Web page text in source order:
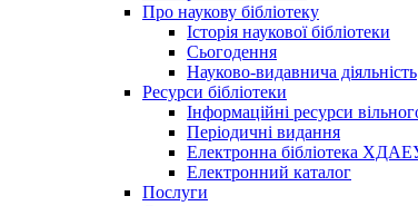
Про наукову бібліотеку
Історія наукової бібліотеки
Сьогодення
Науково-видавнича діяльність
Ресурси бібліотеки
Інформаційні ресурси
Періодичні видання
Електронна бібліотека
Електронний каталог
Послуги